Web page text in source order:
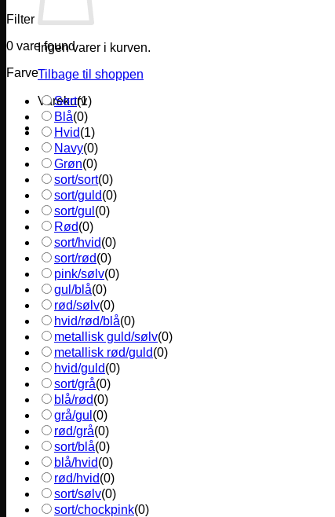
Ingen varer i kurven.
Tilbage til shoppen
Varekurv
Filter
0 vare found
Farve
Sort(1)
Blå(0)
Hvid(1)
Navy(0)
Grøn(0)
sort/sort(0)
sort/guld(0)
sort/gul (0)
Rød(0)
sort/hvid(0)
sort/rød(0)
pink/sølv(0)
gul/blå(0)
rød/sølv(0)
hvid/rød/blå(0)
metallisk guld/sølv(0)
metallisk rød/guld(0)
hvid/guld(0)
sort/grå(0)
blå/rød(0)
grå/gul (0)
rød/grå(0)
sort/blå(0)
blå/hvid(0)
rød/hvid(0)
sort/sølv(0)
sort/chockpink(0)